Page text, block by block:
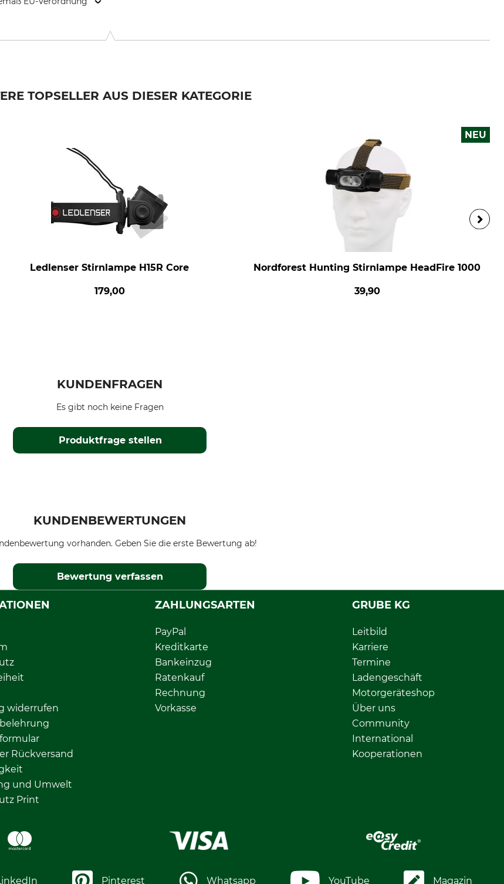
TOPSELLER AUS DIESER KATEGORIE
Ledlenser Stirnlampe H15R Core
179,00
NEU
Nordforest Hunting Stirnlampe HeadFire 1000
39,90
KUNDENFRAGEN
Produktfrage stellen
Es gibt noch keine Fragen
KUNDENBEWERTUNGEN
vorhanden. Geben Sie die erste Bewertung ab!
Bewertung verfassen
widerrufen
Rückversand
und Umwelt
Print
ZAHLUNGSARTEN
PayPal
Kreditkarte
Bankeinzug
Ratenkauf
Rechnung
Vorkasse
GRUBE KG
Leitbild
Karriere
Termine
Ladengeschäft
Motorgeräteshop
Über uns
Community
International
Kooperationen
Pinterest Whatsapp YouTube Magazin